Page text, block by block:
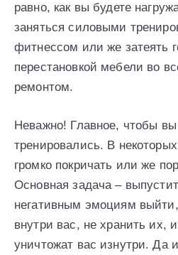
равно, как вы будете
заняться силовыми
фитнессом или же затеять
перестановкой мебели во
ремонтом.
Неважно! Главное, чтобы
тренировались. В
громко покричать или же
Основная задача –
негативным эмоциям
внутри вас, не хранить их,
уничтожат вас изнутри. Да